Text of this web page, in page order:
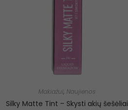
Makiažui, Naujienos
Silky Matte Tint – Skysti akių šešėliai